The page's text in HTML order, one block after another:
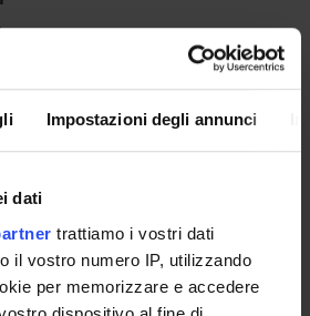
Impostazioni degli annunci
dati
trattiamo i vostri dati
il vostro numero IP, utilizzando
per memorizzare e accedere